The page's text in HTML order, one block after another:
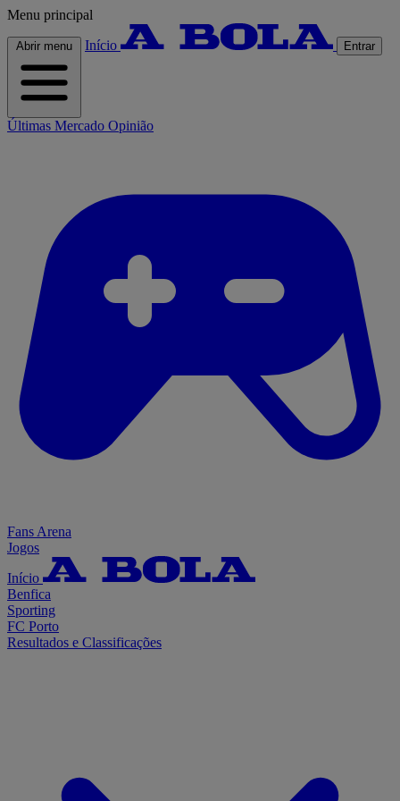
Menu principal
Abrir menu Início Entrar
Últimas Mercado Opinião
Fans Arena
Jogos
Início
Benfica
Sporting
FC Porto
Resultados e Classificações